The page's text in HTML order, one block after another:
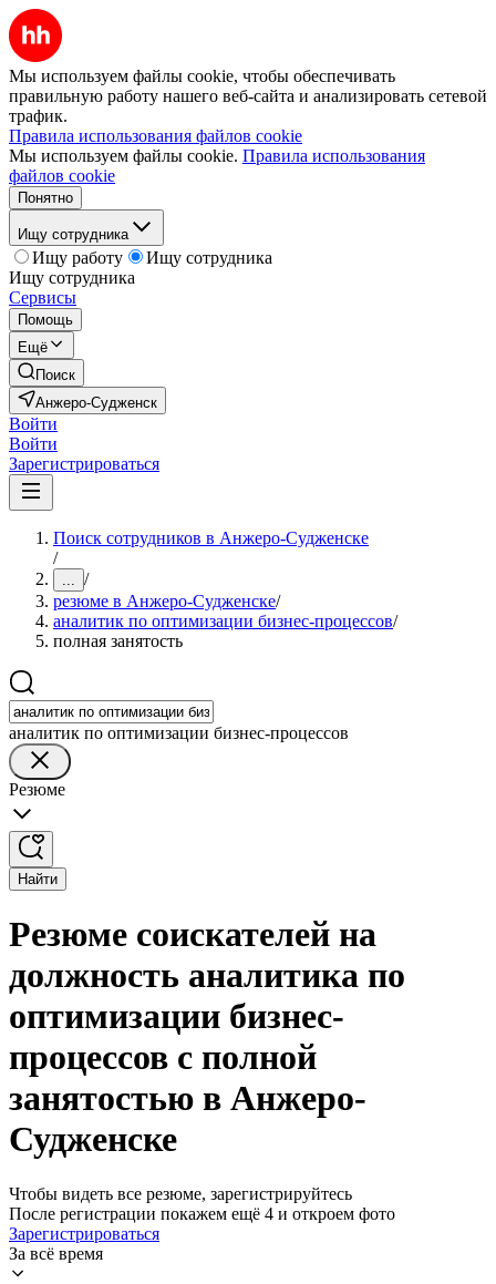
Мы используем файлы cookie, чтобы обеспечивать
правильную работу нашего веб-сайта и анализировать сетевой
трафик.
Правила использования файлов cookie
Мы используем файлы cookie. Правила использования
файлов cookie
Понятно
Ищу сотрудника
Ищу работу
Ищу сотрудника
Ищу сотрудника
Сервисы
Помощь
Ещё
Поиск
Анжеро-Судженск
Войти
Войти
Зарегистрироваться
Поиск сотрудников в Анжеро-Судженске
/
... /
резюме в Анжеро-Судженске/
аналитик по оптимизации бизнес-процессов/
полная занятость
аналитик по оптимизации бизнес-процессов
Резюме
Найти
Резюме соискателей на
должность аналитика по
оптимизации бизнес-
процессов с полной
занятостью в Анжеро-
Судженске
Чтобы видеть все резюме, зарегистрируйтесь
После регистрации покажем ещё 4 и откроем фото
Зарегистрироваться
За всё время